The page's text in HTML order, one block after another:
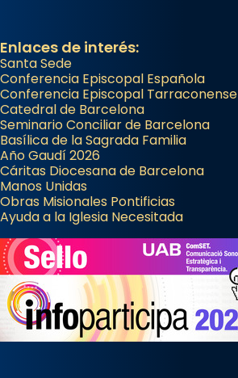
Enlaces de interés:
Santa Sede
Conferencia Episcopal Española
Conferencia Episcopal Tarraconense
Catedral de Barcelona
Seminario Conciliar de Barcelona
Basílica de la Sagrada Familia
Año Gaudí 2026
Cáritas Diocesana de Barcelona
Manos Unidas
Obras Misionales Pontificias
Ayuda a la Iglesia Necesitada